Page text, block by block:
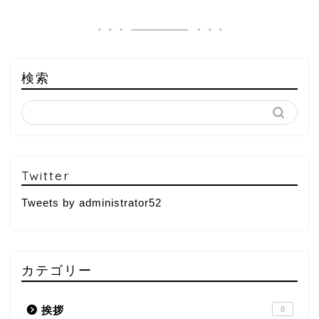
検索
Twitter
Tweets by administrator52
カテゴリー
挨拶 8